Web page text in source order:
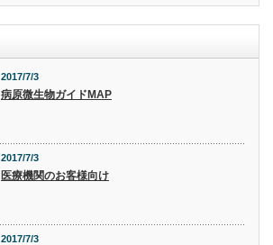
2017/7/3
病原微生物ガイドMAP
2017/7/3
医療機関のお客様向け
2017/7/3